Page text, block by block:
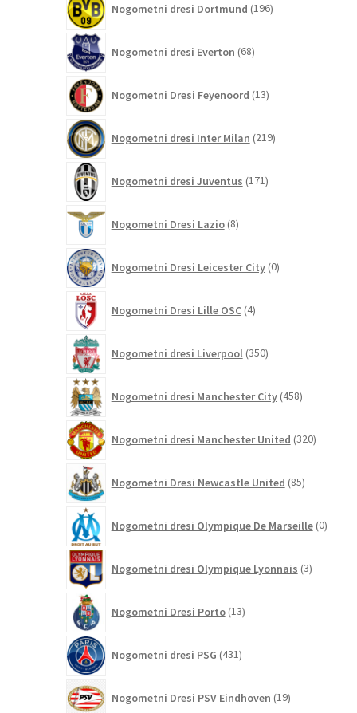
Nogometni dresi Dortmund 196izdelkov
Nogometni dresi Everton 68izdelkov
Nogometni Dresi Feyenoord 13izdelkov
Nogometni dresi Inter Milan 219izdelkov
Nogometni dresi Juventus 171izdelkov
Nogometni Dresi Lazio 8izdelkov
Nogometni Dresi Leicester City 0izdelkov
Nogometni Dresi Lille OSC 4izdelki
Nogometni dresi Liverpool 350izdelkov
Nogometni dresi Manchester City 458izdelkov
Nogometni dresi Manchester United 320izdelkov
Nogometni Dresi Newcastle United 85izdelkov
Nogometni dresi Olympique De Marseille 0
Nogometni dresi Olympique Lyonnais 3izdelki
Nogometni Dresi Porto 13izdelkov
Nogometni dresi PSG 431izdelkov
Nogometni Dresi PSV Eindhoven 19izdelkov